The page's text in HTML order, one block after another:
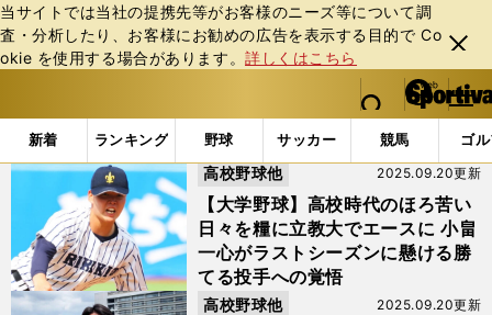
当サイトでは当社の提携先等がお客様のニーズ等について調
査・分析したり、お客様にお勧めの広告を表⽰する⽬的で Co
okie を使⽤する場合があります。詳しくはこちら
閉じ
る
web Sportiva (webスポルティーバ)
検索
マイペ
ー
ジ
メニュ
新着 ランキング 野球 サッカー 競馬 ゴ
b
ス
ポ
ィ
ー
バ
「#智弁学園」の最新ニュース・ 情報
【大学野球】高校時代のほろ苦い
日々を糧に立教大でエースに 小畠
一心がラストシーズンに懸ける勝
てる投手への覚悟
2025.09.20更新
高校野球他
2025.09.20更新
高校野球他